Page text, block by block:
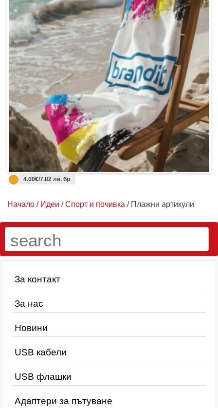
4.00€/7.82 лв. бр
Начало / Идеи /Спорт и почивка / Плажни артикули
За контакт
За нас
Новини
USB кабели
USB флашки
Адаптери за пътуване